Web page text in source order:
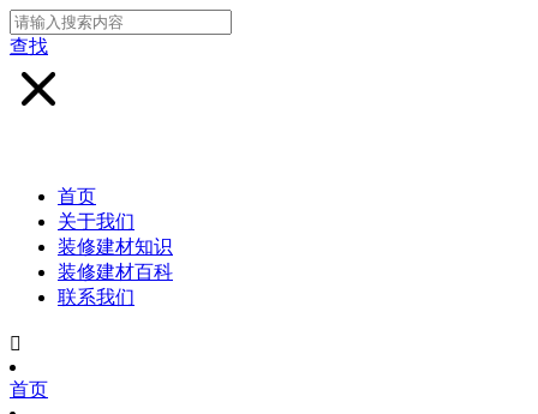
查找
首页
关于我们
装修建材知识
装修建材百科
联系我们

首页